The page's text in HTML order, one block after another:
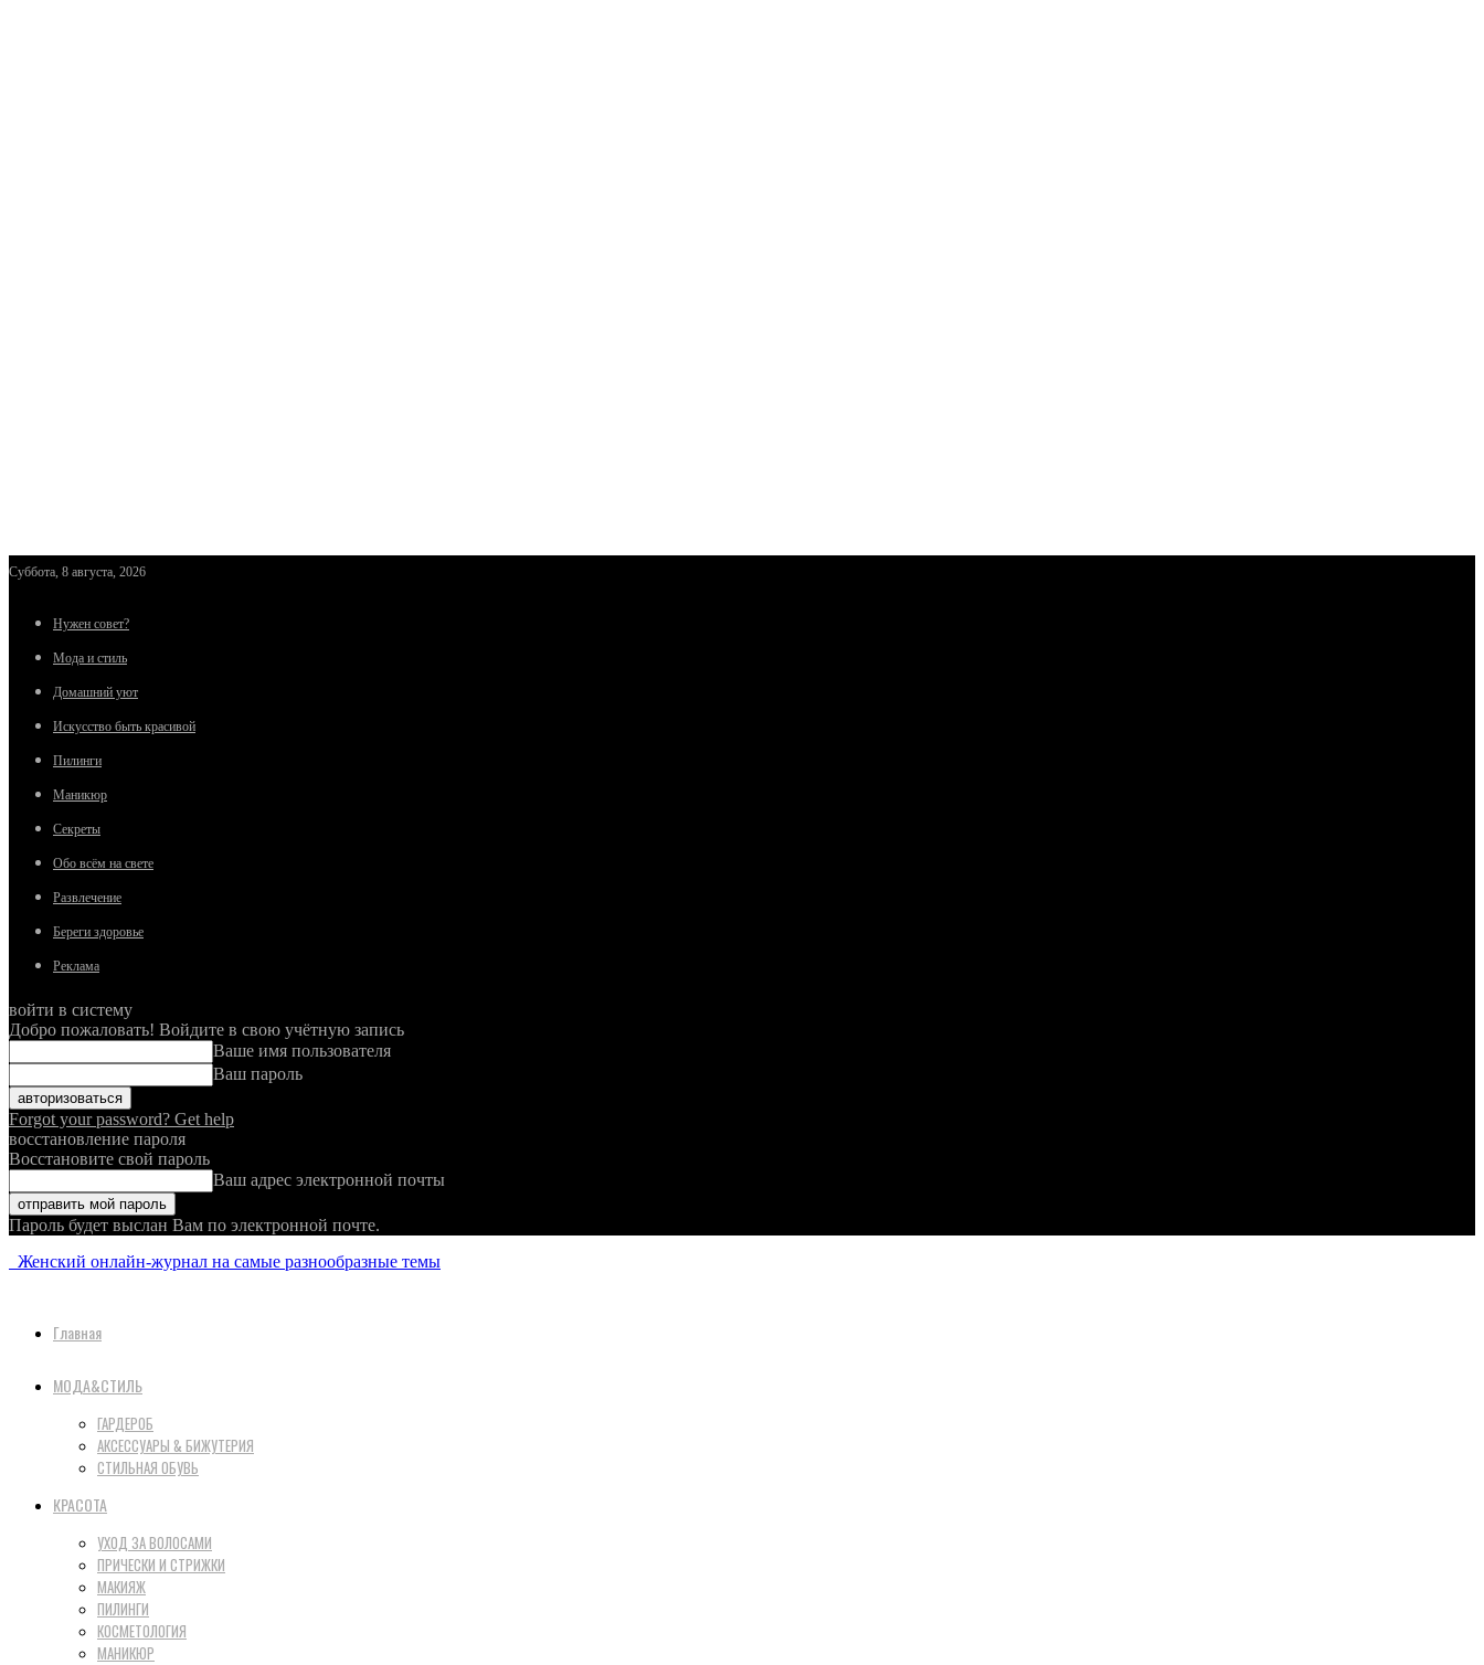
Суббота, 8 августа, 2026
Нужен совет?
Мода и стиль
Домашний уют
Искусство быть красивой
Пилинги
Маникюр
Секреты
Обо всём на свете
Развлечение
Береги здоровье
Реклама
войти в систему
Добро пожаловать! Войдите в свою учётную запись
Ваше имя пользователя
Ваш пароль
Forgot your password? Get help
восстановление пароля
Восстановите свой пароль
Ваш адрес электронной почты
Пароль будет выслан Вам по электронной почте.
Женский онлайн-журнал на самые разнообразные темы
Главная
МОДА&СТИЛЬ
ГАРДЕРОБ
АКСЕССУАРЫ & БИЖУТЕРИЯ
СТИЛЬНАЯ ОБУВЬ
КРАСОТА
УХОД ЗА ВОЛОСАМИ
ПРИЧЕСКИ И СТРИЖКИ
МАКИЯЖ
ПИЛИНГИ
КОСМЕТОЛОГИЯ
МАНИКЮР